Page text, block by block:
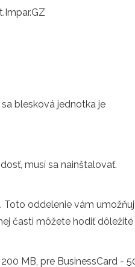
blesková jednotka je
musí sa nainštalovať.
Toto oddelenie vám
časti môžete hodiť dôležité
MB, pre BusinessCard -